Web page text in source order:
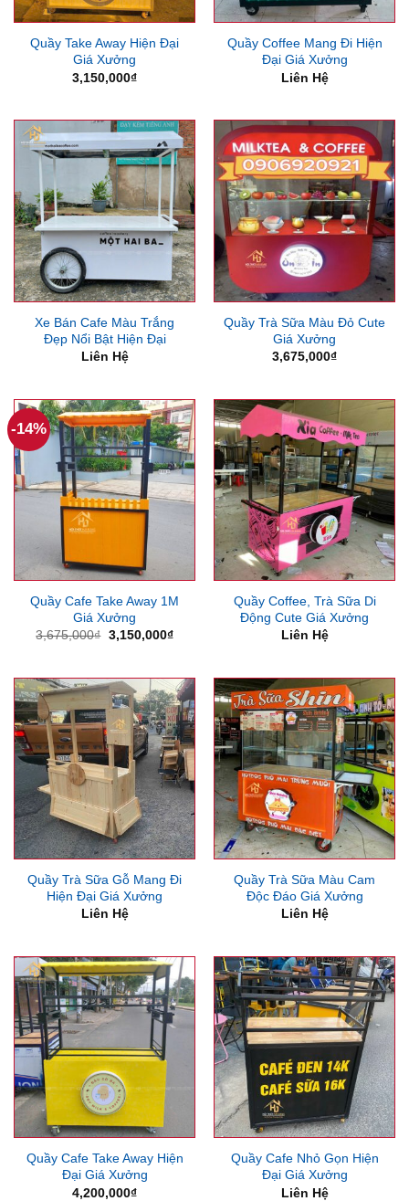
Quầy Take Away Hiện Đại
Giá Xưởng
3,150,000₫
Quầy Coffee Mang Đi Hiện
Đại Giá Xưởng
Liên Hệ
Xe Bán Cafe Màu Trắng
Đẹp Nổi Bật Hiện Đại
Liên Hệ
Quầy Trà Sữa Màu Đỏ Cute
Giá Xưởng
3,675,000₫
-14%
Quầy Cafe Take Away 1M
Giá Xưởng
3,675,000₫ Giá
3,150,000₫Giá
3,150,000₫.
Quầy Coffee, Trà Sữa Di
Động Cute Giá Xưởng
Liên Hệ
Quầy Trà Sữa Gỗ Mang Đi
Hiện Đại Giá Xưởng
Liên Hệ
Quầy Trà Sữa Màu Cam
Độc Đáo Giá Xưởng
Liên Hệ
Quầy Cafe Take Away Hiện
Đại Giá Xưởng
4,200,000₫
Quầy Cafe Nhỏ Gọn Hiện
Đại Giá Xưởng
Liên Hệ